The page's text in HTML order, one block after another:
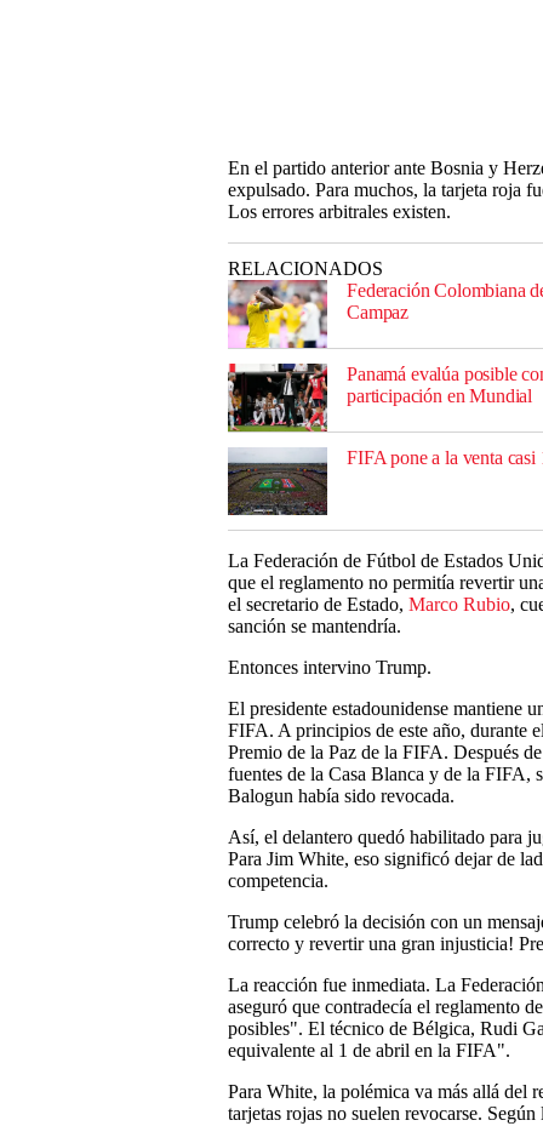
En el partido anterior ante Bosnia y
expulsado. Para muchos, la tarjeta roja
Los errores arbitrales existen.
RELACIONADOS
Federación Colombiana
Campaz
Panamá evalúa posible
participación en Mundial
FIFA pone a la venta
La Federación de Fútbol de Estados
que el reglamento no permitía revertir
el secretario de Estado, Marco Rubio,
sanción se mantendría.
Entonces intervino Trump.
El presidente estadounidense mantiene
FIFA. A principios de este año, durante
Premio de la Paz de la FIFA. Después
fuentes de la Casa Blanca y de la
Balogun había sido revocada.
Así, el delantero quedó habilitado para
Para Jim White, eso significó dejar de
competencia.
Trump celebró la decisión con un
correcto y revertir una gran injusticia!
La reacción fue inmediata. La
aseguró que contradecía el reglamento
posibles". El técnico de Bélgica, Rudi
equivalente al 1 de abril en la FIFA".
Para White, la polémica va más allá del
tarjetas rojas no suelen revocarse.